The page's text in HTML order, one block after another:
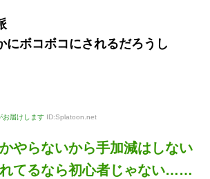
にボコボコにされるだろうし
お届けします ID:Splatoon.net
やらないから手加減はしない
てるなら初心者じゃない……